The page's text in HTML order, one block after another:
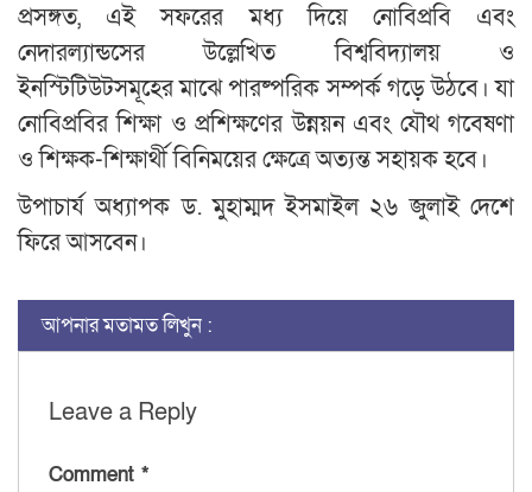
প্রসঙ্গত, এই সফরের মধ্য দিয়ে নোবিপ্রবি এবং
নেদারল্যান্ডসের উল্লেখিত বিশ্ববিদ্যালয় ও
ইনস্টিটিউটসমূহের মাঝে পারষ্পরিক সম্পর্ক গড়ে উঠবে। যা
নোবিপ্রবির শিক্ষা ও প্রশিক্ষণের উন্নয়ন এবং যৌথ গবেষণা
ও শিক্ষক-শিক্ষার্থী বিনিময়ের ক্ষেত্রে অত্যন্ত সহায়ক হবে।
উপাচার্য অধ্যাপক ড. মুহাম্মদ ইসমাইল ২৬ জুলাই দেশে
ফিরে আসবেন।
আপনার মতামত লিখুন :
Leave a Reply
Comment *